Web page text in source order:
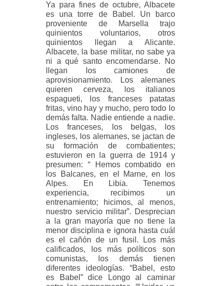
Ya para fines de octubre, Albacete
es una torre de Babel. Un barco
proveniente de Marsella trajo
quinientos voluntarios, otros
quinientos llegan a Alicante.
Albacete, la base militar, no sabe ya
ni a qué santo encomendarse. No
llegan los camiones de
aprovisionamiento. Los alemanes
quieren cerveza, los italianos
espagueti, los franceses patatas
fritas, vino hay y mucho, pero todo lo
demás falta. Nadie entiende a nadie.
Los franceses, los belgas, los
ingleses, los alemanes, se jactan de
su formación de combatientes;
estuvieron en la guerra de 1914 y
presumen: “ Hemos combatido en
los Balcanes, en el Marne, en los
Alpes. En Libia. Tenemos
experiencia, recibimos un
entrenamiento; hicimos, al menos,
nuestro servicio militar”. Desprecian
a la gran mayoría que no tiene la
menor disciplina e ignora hasta cuál
es el cañón de un fusil. Los más
calificados, los más políticos son
comunistas, los demás tienen
diferentes ideologías. “Babel, esto
es Babel” dice Longo al caminar